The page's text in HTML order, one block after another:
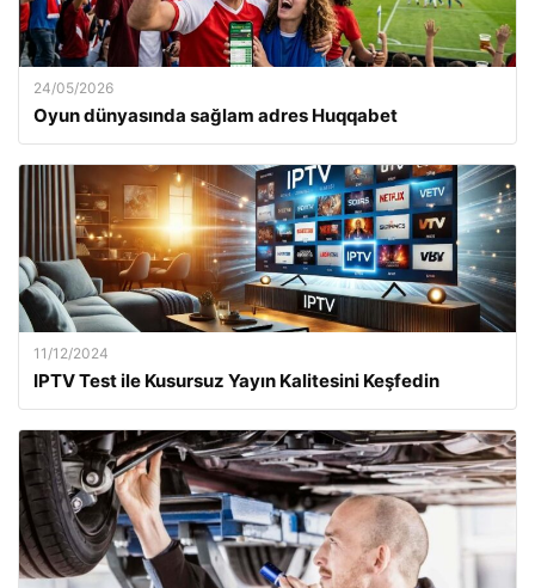
24/05/2026
Oyun dünyasında sağlam adres Huqqabet
11/12/2024
IPTV Test ile Kusursuz Yayın Kalitesini Keşfedin